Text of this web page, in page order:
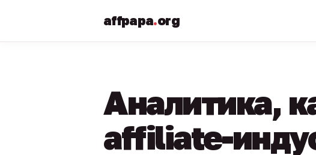
affpapa.org
Аналитика,
affiliate-